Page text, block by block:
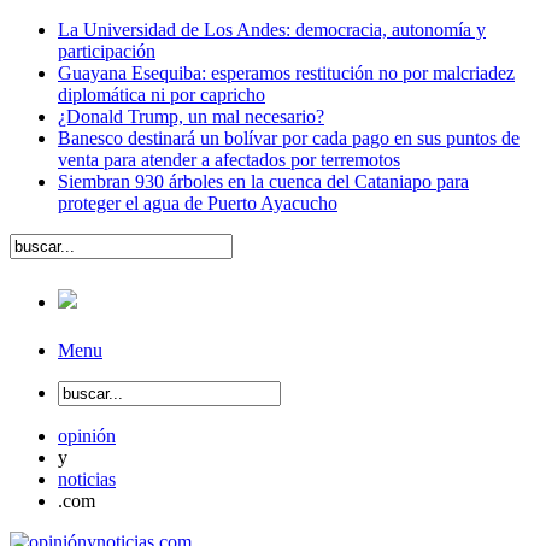
La Universidad de Los Andes: democracia, autonomía y
participación
Guayana Esequiba: esperamos restitución no por malcriadez
diplomática ni por capricho
¿Donald Trump, un mal necesario?
Banesco destinará un bolívar por cada pago en sus puntos de
venta para atender a afectados por terremotos
Siembran 930 árboles en la cuenca del Cataniapo para
proteger el agua de Puerto Ayacucho
Menu
opinión
y
noticias
.com